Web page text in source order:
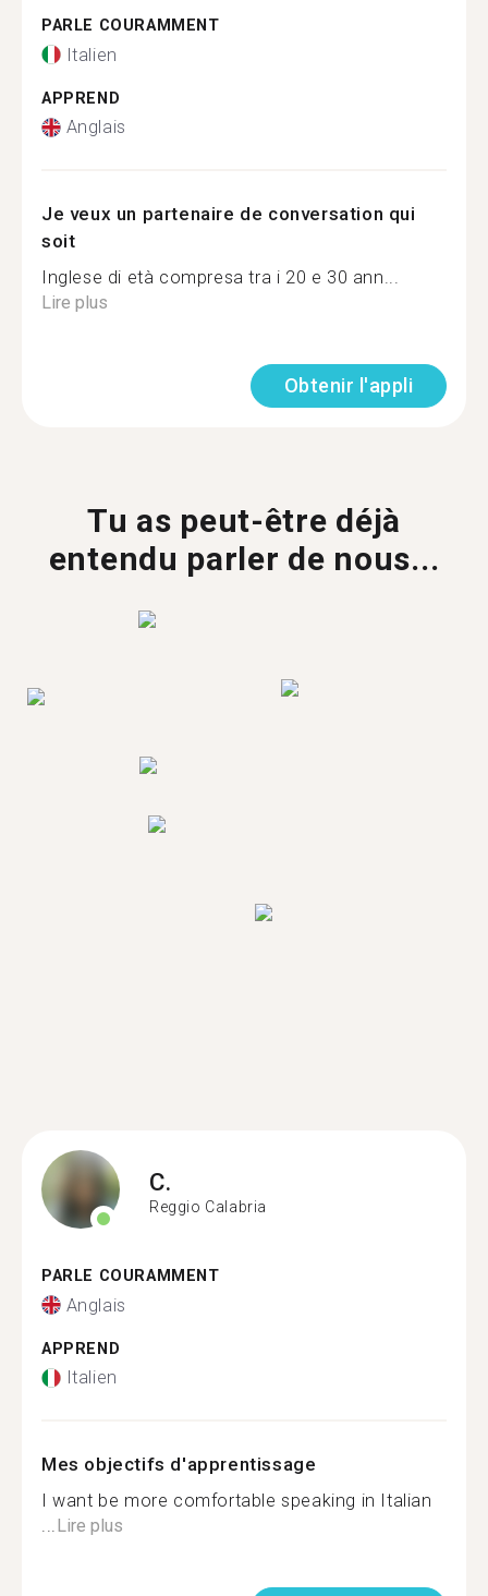
PARLE COURAMMENT
Italien
APPREND
Anglais
Je veux un partenaire de conversation qui
soit
Inglese di età compresa tra i 20 e 30 ann...
Lire plus
Obtenir l'appli
Tu as peut-être déjà
entendu parler de nous...
C.
Reggio Calabria
PARLE COURAMMENT
Anglais
APPREND
Italien
Mes objectifs d'apprentissage
I want be more comfortable speaking in Italian
...Lire plus